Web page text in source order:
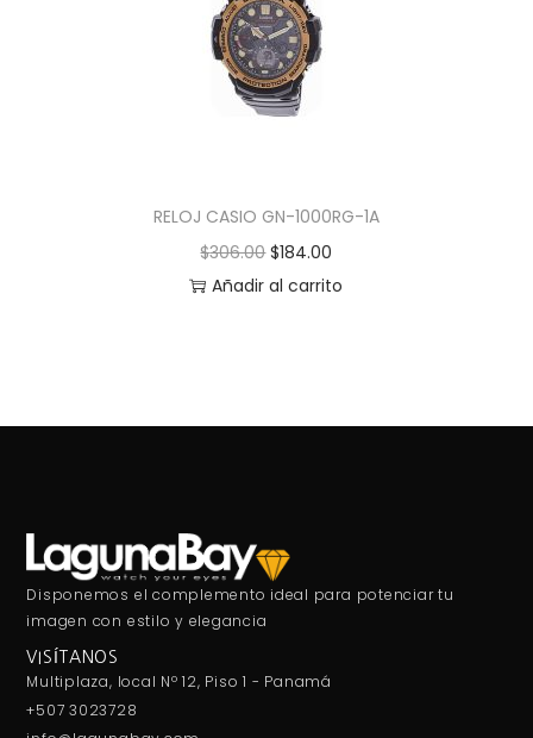
RELOJ CASIO GN-1000RG-1A
$306.00 $184.00
Añadir al carrito
Disponemos el complemento ideal para potenciar tu
imagen con estilo y elegancia
VISÍTANOS
Multiplaza, local Nº 12, Piso 1 - Panamá
+507 3023728